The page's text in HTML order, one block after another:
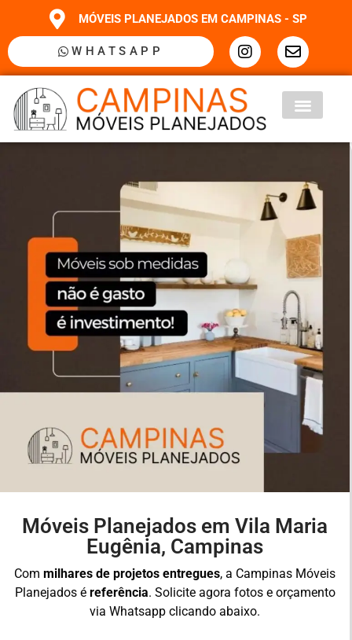
MÓVEIS PLANEJADOS EM CAMPINAS - SP
WHATSAPP
Móveis Planejados em Vila Maria
Eugênia, Campinas
Com milhares de projetos entregues, a Campinas Móveis
Planejados é referência. Solicite agora fotos e orçamento
via Whatsapp clicando abaixo.